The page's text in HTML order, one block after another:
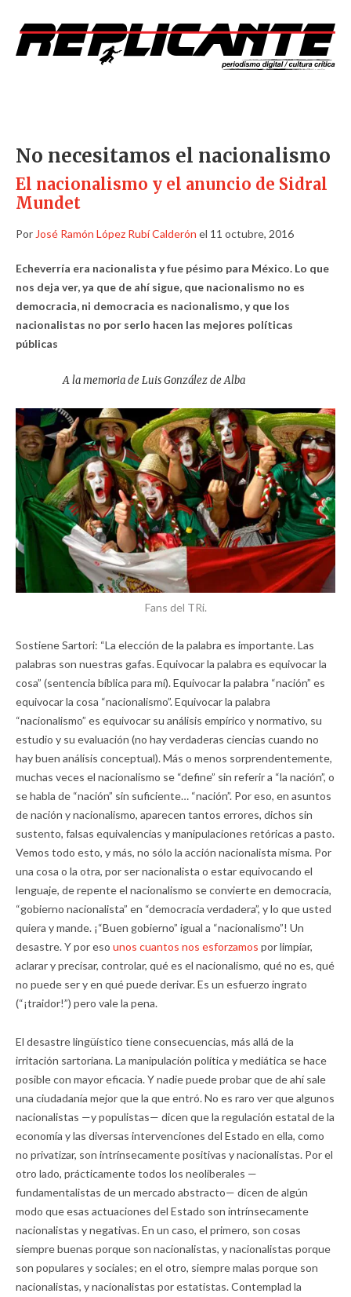
No necesitamos el nacionalismo
El nacionalismo y el anuncio de Sidral
Mundet
Por José Ramón López Rubí Calderón el 11 octubre, 2016
Echeverría era nacionalista y fue pésimo para México. Lo que
nos deja ver, ya que de ahí sigue, que nacionalismo no es
democracia, ni democracia es nacionalismo, y que los
nacionalistas no por serlo hacen las mejores políticas
públicas
A la memoria de Luis González de Alba
Fans del TRi.
Sostiene Sartori: “La elección de la palabra es importante. Las
palabras son nuestras gafas. Equivocar la palabra es equivocar la
cosa” (sentencia bíblica para mí). Equivocar la palabra “nación” es
equivocar la cosa “nacionalismo”. Equivocar la palabra
“nacionalismo” es equivocar su análisis empírico y normativo, su
estudio y su evaluación (no hay verdaderas ciencias cuando no
hay buen análisis conceptual). Más o menos sorprendentemente,
muchas veces el nacionalismo se “define” sin referir a “la nación”, o
se habla de “nación” sin suficiente… “nación”. Por eso, en asuntos
de nación y nacionalismo, aparecen tantos errores, dichos sin
sustento, falsas equivalencias y manipulaciones retóricas a pasto.
Vemos todo esto, y más, no sólo la acción nacionalista misma. Por
una cosa o la otra, por ser nacionalista o estar equivocando el
lenguaje, de repente el nacionalismo se convierte en democracia,
“gobierno nacionalista” en “democracia verdadera”, y lo que usted
quiera y mande. ¡“Buen gobierno” igual a “nacionalismo”! Un
desastre. Y por eso unos cuantos nos esforzamos por limpiar,
aclarar y precisar, controlar, qué es el nacionalismo, qué no es, qué
no puede ser y en qué puede derivar. Es un esfuerzo ingrato
(“¡traidor!”) pero vale la pena.
El desastre lingüístico tiene consecuencias, más allá de la
irritación sartoriana. La manipulación política y mediática se hace
posible con mayor eficacia. Y nadie puede probar que de ahí sale
una ciudadanía mejor que la que entró. No es raro ver que algunos
nacionalistas —y populistas— dicen que la regulación estatal de la
economía y las diversas intervenciones del Estado en ella, como
no privatizar, son intrínsecamente positivas y nacionalistas. Por el
otro lado, prácticamente todos los neoliberales —
fundamentalistas de un mercado abstracto— dicen de algún
modo que esas actuaciones del Estado son intrínsecamente
nacionalistas y negativas. En un caso, el primero, son cosas
siempre buenas porque son nacionalistas, y nacionalistas porque
son populares y sociales; en el otro, siempre malas porque son
nacionalistas, y nacionalistas por estatistas. Contemplad la